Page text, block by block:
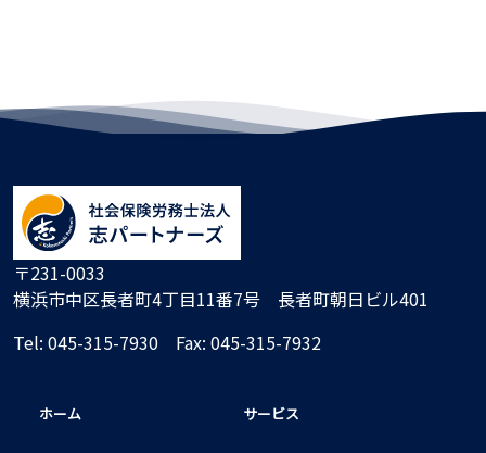
〒231-0033
横浜市中区長者町4丁目11番7号 長者町朝日ビル401
Tel: 045-315-7930 Fax: 045-315-7932
ホーム サービス